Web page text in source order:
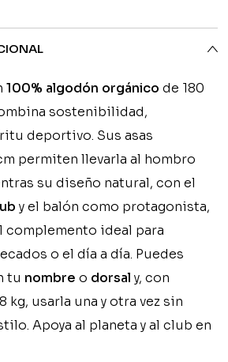
100% algodón orgánico de 180
sostenibilidad,
deportivo. Sus asas
permiten llevarla al hombro
su diseño natural, con el
y el balón como protagonista,
complemento ideal para
o el día a día. Puedes
tu nombre o dorsal y, con
kg, usarla una y otra vez sin
Apoya al planeta y al club en